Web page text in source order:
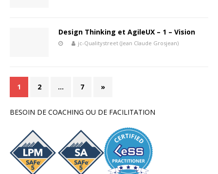
Design Thinking et AgileUX – 1 – Vision
jc-Qualitystreet (Jean Claude Grosjean)
1 2 … 7 »
BESOIN DE COACHING OU DE FACILITATION